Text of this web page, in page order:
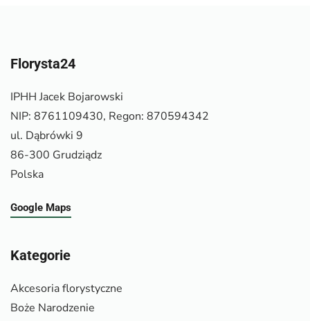
Florysta24
IPHH Jacek Bojarowski
NIP: 8761109430, Regon: 870594342
ul. Dąbrówki 9
86-300 Grudziądz
Polska
Google Maps
Kategorie
Akcesoria florystyczne
Boże Narodzenie